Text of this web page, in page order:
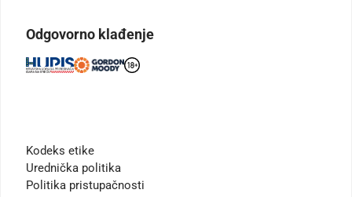
Odgovorno klađenje
Kodeks etike
Urednička politika
Politika pristupačnosti